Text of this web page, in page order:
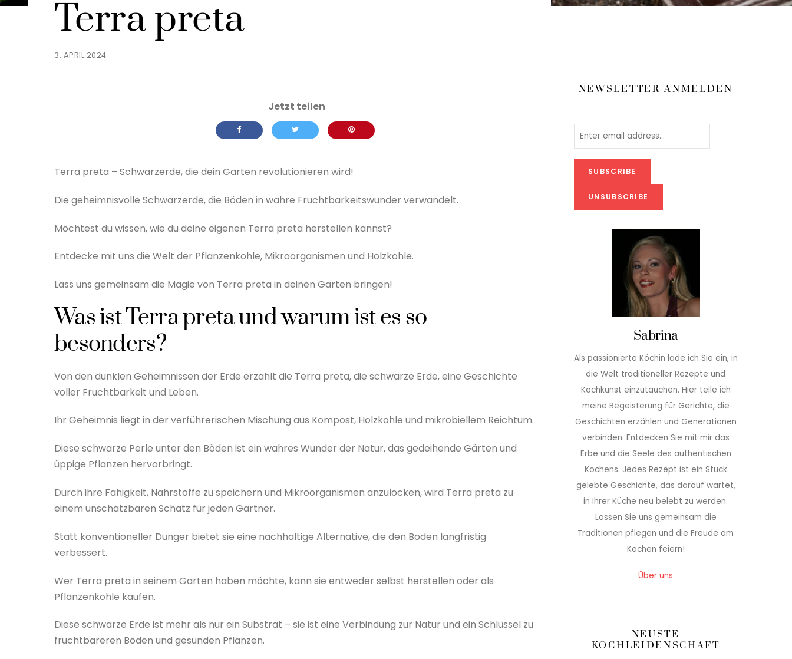
3. APRIL 2024
Terra preta
Terra preta – Schwarzerde, die dein Garten revolutionieren wird!
Die geheimnisvolle Schwarzerde, die Böden in wahre Fruchtbarkeitswunder verwandelt.
Möchtest du wissen, wie du deine eigenen Terra preta herstellen kannst?
Entdecke mit uns die Welt der Pflanzenkohle, Mikroorganismen und Holzkohle.
Lass uns gemeinsam die Magie von Terra preta in deinen Garten bringen!
Was ist Terra preta und warum ist es so
besonders?
Von den dunklen Geheimnissen der Erde erzählt die Terra preta, die schwarze Erde, eine Geschichte
voller Fruchtbarkeit und Leben.
Ihr Geheimnis liegt in der verführerischen Mischung aus Kompost, Holzkohle und mikrobiellem Reichtum.
Diese schwarze Perle unter den Böden ist ein wahres Wunder der Natur, das gedeihende Gärten und
üppige Pflanzen hervorbringt.
Durch ihre Fähigkeit, Nährstoffe zu speichern und Mikroorganismen anzulocken, wird Terra preta zu
einem unschätzbaren Schatz für jeden Gärtner.
Statt konventioneller Dünger bietet sie eine nachhaltige Alternative, die den Boden langfristig
verbessert.
Wer Terra preta in seinem Garten haben möchte, kann sie entweder selbst herstellen oder als
Pflanzenkohle kaufen.
Diese schwarze Erde ist mehr als nur ein Substrat – sie ist eine Verbindung zur Natur und ein Schlüssel zu
fruchtbareren Böden und gesunden Pflanzen.
NEWSLETTER ANMELDEN
Sabrina
Als passionierte Köchin lade ich Sie ein, in
die Welt traditioneller Rezepte und
Kochkunst einzutauchen. Hier teile ich
meine Begeisterung für Gerichte, die
Geschichten erzählen und Generationen
verbinden. Entdecken Sie mit mir das
Erbe und die Seele des authentischen
Kochens. Jedes Rezept ist ein Stück
gelebte Geschichte, das darauf wartet,
in Ihrer Küche neu belebt zu werden.
Lassen Sie uns gemeinsam die
Traditionen pflegen und die Freude am
Kochen feiern!
Über uns
NEUSTE
KOCHLEIDENSCHAFT